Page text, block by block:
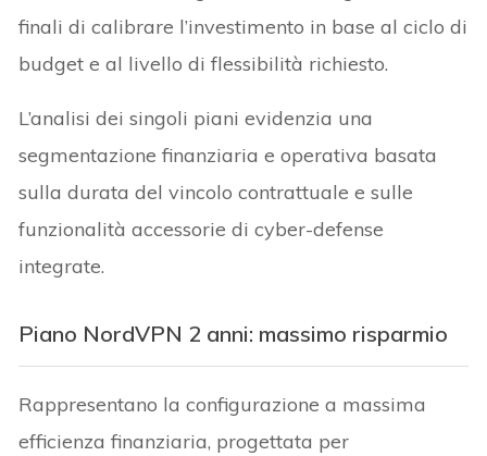
finali di calibrare l’investimento in base al ciclo di
budget e al livello di flessibilità richiesto.
L’analisi dei singoli piani evidenzia una
segmentazione finanziaria e operativa basata
sulla durata del vincolo contrattuale e sulle
funzionalità accessorie di cyber-defense
integrate.
Piano NordVPN 2 anni: massimo risparmio
Rappresentano la configurazione a massima
efficienza finanziaria, progettata per